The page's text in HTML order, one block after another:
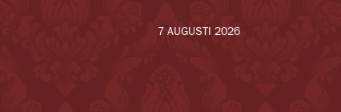
7 AUGUSTI 2026